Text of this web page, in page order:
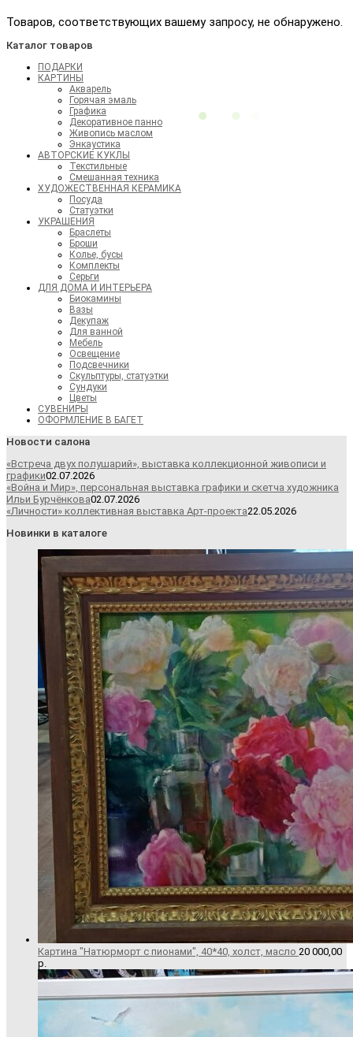
Товаров, соответствующих вашему запросу, не обнаружено.
Каталог товаров
ПОДАРКИ
КАРТИНЫ
Акварель
Горячая эмаль
Графика
Декоративное панно
Живопись маслом
Энкаустика
АВТОРСКИЕ КУКЛЫ
Текстильные
Смешанная техника
ХУДОЖЕСТВЕННАЯ КЕРАМИКА
Посуда
Статуэтки
УКРАШЕНИЯ
Браслеты
Броши
Колье, бусы
Комплекты
Серьги
ДЛЯ ДОМА И ИНТЕРЬЕРА
Биокамины
Вазы
Декупаж
Для ванной
Мебель
Освещение
Подсвечники
Скульптуры, статуэтки
Сундуки
Цветы
СУВЕНИРЫ
ОФОРМЛЕНИЕ В БАГЕТ
Новости салона
«Встреча двух полушарий», выставка коллекционной живописи и
графики02.07.2026
«Война и Мир», персональная выставка графики и скетча художника
Ильи Бурчёнкова02.07.2026
«Личности» коллективная выставка Арт-проекта22.05.2026
Новинки в каталоге
Картина "Натюрморт с пионами", 40*40, холст, масло 20 000,00
р.